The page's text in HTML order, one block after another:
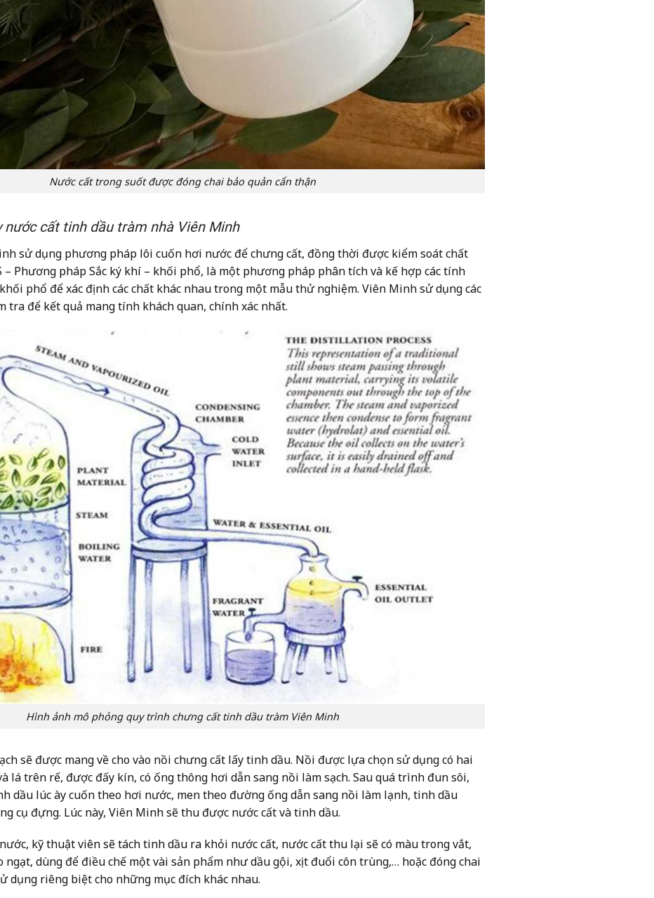
Nước cất trong suốt được đóng chai bảo quản cẩn thận
cất tinh dầu tràm nhà Viên Minh
sử dụng phương pháp lôi cuốn hơi nước để chưng cất, đồng thời được kiểm soát chất
– Phương pháp Sắc ký khí – khối phổ, là một phương pháp phân tích và kế hợp các tính
phổ để xác định các chất khác nhau trong một mẫu thử nghiệm. Viên Minh sử dụng các
tra để kết quả mang tính khách quan, chính xác nhất.
Hình ảnh mô phỏng quy trình chưng cất tinh dầu tràm Viên Minh
sẽ được mang về cho vào nồi chưng cất lấy tinh dầu. Nồi được lựa chọn sử dụng có hai
lá trên rế, được đấy kín, có ống thông hơi dẫn sang nồi làm sạch. Sau quá trình đun sôi,
dầu lúc ày cuốn theo hơi nước, men theo đường ống dẫn sang nồi làm lạnh, tinh dầu
cụ đựng. Lúc này, Viên Minh sẽ thu được nước cất và tinh dầu.
kỹ thuật viên sẽ tách tinh dầu ra khỏi nước cất, nước cất thu lại sẽ có màu trong vắt,
ngạt, dùng để điều chế một vài sản phẩm như dầu gội, xịt đuổi côn trùng,… hoặc đóng chai
dụng riêng biệt cho những mục đích khác nhau.